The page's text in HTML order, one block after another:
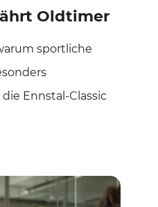
Oldtimer
sportliche
Ennstal‑Classic